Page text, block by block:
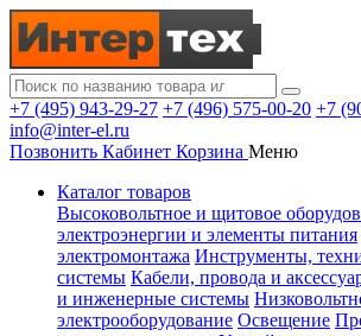
+7 (495) 943-29-27 +7 (496) 575-00-20 +7
info@inter-el.ru
Позвонить Кабинет Корзина Меню
Каталог товаров
Высоковольтное и щитовое
электроэнергии и элементы питания
электромонтажа Инструменты,
системы Кабели, провода и
и инженерные системы
электрооборудование Освещение